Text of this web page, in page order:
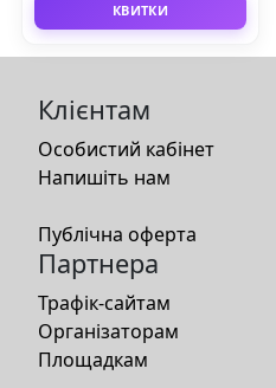
КВИТКИ
Клієнтам
Особистий кабінет
Напишіть нам
Публічна оферта
Партнера
Трафік-сайтам
Організаторам
Площадкам